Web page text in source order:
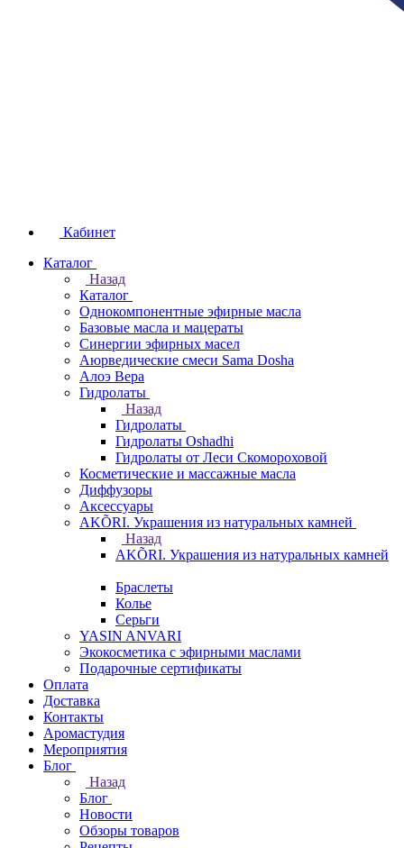
Кабинет
Каталог
Назад
Каталог
Однокомпонентные эфирные масла
Базовые масла и мацераты
Синергии эфирных масел
Аюрведические смеси Sama Dosha
Алоэ Вера
Гидролаты
Назад
Гидролаты
Гидролаты Oshadhi
Гидролаты от Леси Скомороховой
Косметические и массажные масла
Диффузоры
Аксессуары
AKÕRI. Украшения из натуральных камней
Назад
AKÕRI. Украшения из натуральных камней
Браслеты
Колье
Серьги
YASIN ANVARI
Экокосметика с эфирными маслами
Подарочные сертификаты
Оплата
Доставка
Контакты
Аромастудия
Мероприятия
Блог
Назад
Блог
Новости
Обзоры товаров